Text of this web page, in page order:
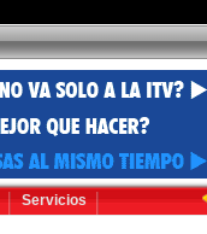
Servicios